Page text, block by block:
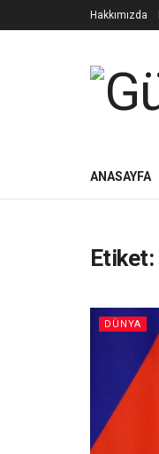
Hakkımızda
ANASAYFA
Etiket:
DÜNYA